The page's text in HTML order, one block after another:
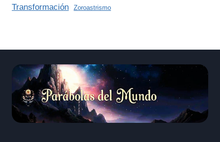
Transformación Zoroastrismo